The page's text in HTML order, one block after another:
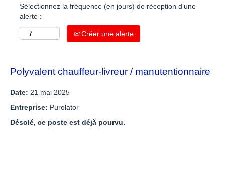
Sélectionnez la fréquence (en jours) de réception d’une
alerte :
Créer une alerte
Polyvalent chauffeur-livreur / manutentionnaire
Date: 21 mai 2025
Entreprise: Purolator
Désolé, ce poste est déjà pourvu.